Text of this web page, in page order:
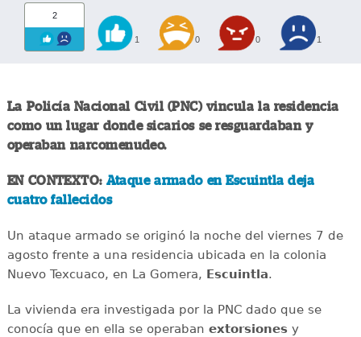
2
1 0 0 1
La Policía Nacional Civil (PNC) vincula la residencia
como un lugar donde sicarios se resguardaban y
operaban narcomenudeo.
EN CONTEXTO: Ataque armado en Escuintla deja
cuatro fallecidos
Un ataque armado se originó la noche del viernes 7 de
agosto frente a una residencia ubicada en la colonia
Nuevo Texcuaco, en La Gomera, Escuintla.
La vivienda era investigada por la PNC dado que se
conocía que en ella se operaban extorsionesy